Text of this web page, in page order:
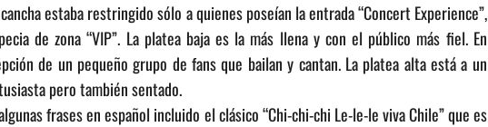
estaba restringido sólo a quienes poseían la entrada “Concert Experience”,
de zona “VIP”. La platea baja es la más llena y con el público más fiel. En
de un pequeño grupo de fans que bailan y cantan. La platea alta está a un
pero también sentado.
frases en español incluido el clásico “Chi-chi-chi Le-le-le viva Chile” que es